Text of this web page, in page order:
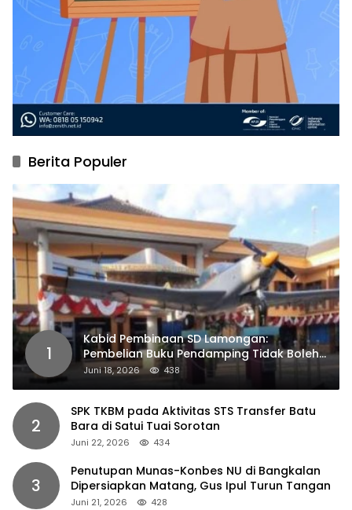
Berita Populer
1
Kabid Pembinaan SD Lamongan:
Pembelian Buku Pendamping Tidak Boleh
Dipaksakan
Juni 18, 2026 438
2
SPK TKBM pada Aktivitas STS Transfer Batu
Bara di Satui Tuai Sorotan
Juni 22, 2026 434
3
Penutupan Munas-Konbes NU di Bangkalan
Dipersiapkan Matang, Gus Ipul Turun Tangan
Juni 21, 2026 428